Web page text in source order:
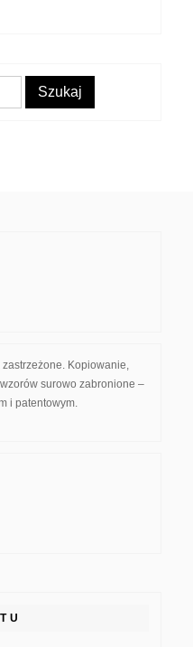
Szukaj
Kopiowanie,
surowo zabronione –
i patentowym.